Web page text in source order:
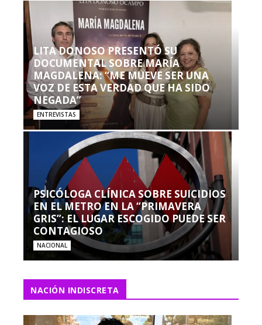
LITA DONOSO PRESENTÓ SU
DOCUMENTAL SOBRE MARÍA
MAGDALENA: “ME MUEVE SER UNA
VOZ DE ESTA VERDAD QUE HA SIDO
NEGADA”
ENTREVISTAS
PSICÓLOGA CLÍNICA SOBRE SUICIDIOS
EN EL METRO EN LA “PRIMAVERA
GRIS”: EL LUGAR ESCOGIDO PUEDE SER
CONTAGIOSO
NACIONAL
NACIÓN INDISCRETA